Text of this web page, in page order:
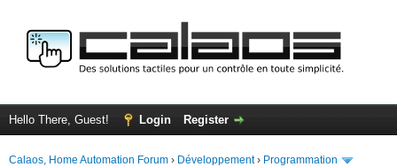
Hello There, Guest! Login Register
Calaos, Home Automation Forum › Développement› Programmation